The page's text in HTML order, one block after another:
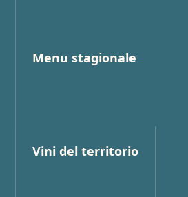
Menu stagionale
Vini del territorio